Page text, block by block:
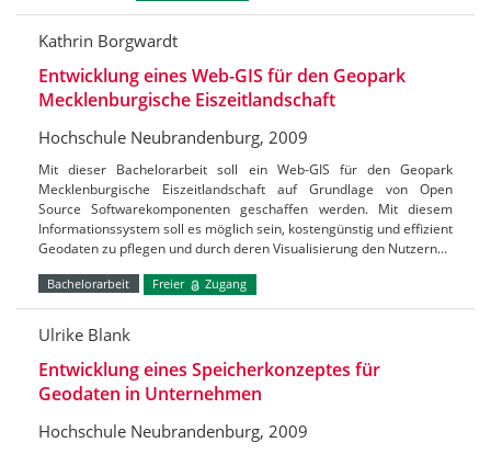
Kathrin Borgwardt
Entwicklung eines Web-GIS für den Geopark
Mecklenburgische Eiszeitlandschaft
Hochschule Neubrandenburg, 2009
Mit dieser Bachelorarbeit soll ein Web-GIS für den Geopark
Mecklenburgische Eiszeitlandschaft auf Grundlage von Open
Source Softwarekomponenten geschaffen werden. Mit diesem
Informationssystem soll es möglich sein, kostengünstig und effizient
Geodaten zu pflegen und durch deren Visualisierung den Nutzern…
Bachelorarbeit Freier Zugang
Ulrike Blank
Entwicklung eines Speicherkonzeptes für
Geodaten in Unternehmen
Hochschule Neubrandenburg, 2009